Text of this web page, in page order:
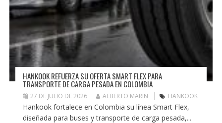
HANKOOK REFUERZA SU OFERTA SMART FLEX PARA
TRANSPORTE DE CARGA PESADA EN COLOMBIA
27 DE JULIO DE 2026 ALBERTO MARIN HANKOOK
Hankook fortalece en Colombia su línea Smart Flex,
diseñada para buses y transporte de carga pesada,...